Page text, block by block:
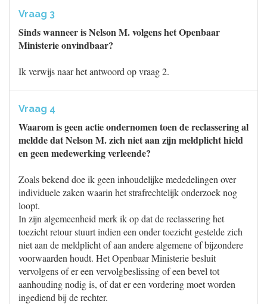
Vraag 3
Sinds wanneer is Nelson M. volgens het Openbaar
Ministerie onvindbaar?
Ik verwijs naar het antwoord op vraag 2.
Vraag 4
Waarom is geen actie ondernomen toen de reclassering al
meldde dat Nelson M. zich niet aan zijn meldplicht hield
en geen medewerking verleende?
Zoals bekend doe ik geen inhoudelijke mededelingen over
individuele zaken waarin het strafrechtelijk onderzoek nog
loopt.
In zijn algemeenheid merk ik op dat de reclassering het
toezicht retour stuurt indien een onder toezicht gestelde zich
niet aan de meldplicht of aan andere algemene of bijzondere
voorwaarden houdt. Het Openbaar Ministerie besluit
vervolgens of er een vervolgbeslissing of een bevel tot
aanhouding nodig is, of dat er een vordering moet worden
ingediend bij de rechter.